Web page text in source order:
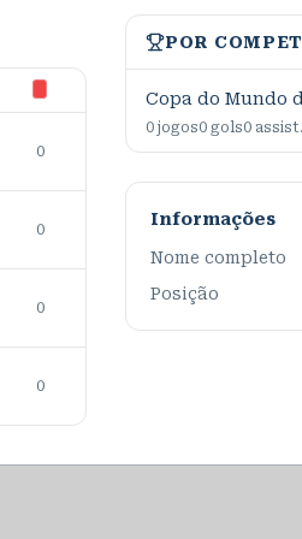
0
0
0
0
POR
Copa do Mundo
0 jogos0 gols0 assist.
Informações
Nome completo
Posição